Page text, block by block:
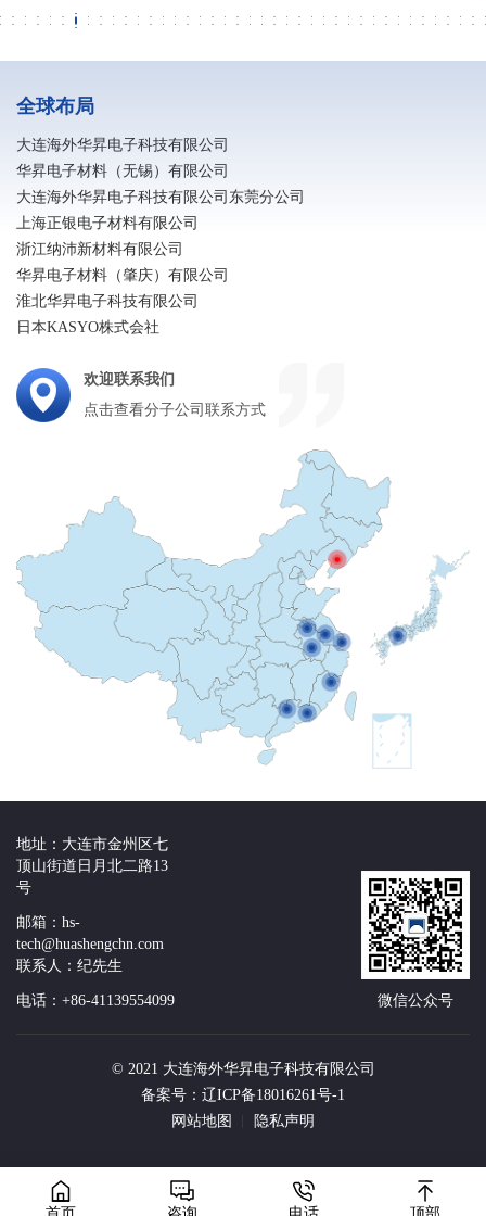
全球布局
大连海外华昇电子科技有限公司
华昇电子材料（无锡）有限公司
大连海外华昇电子科技有限公司东莞分公司
上海正银电子材料有限公司
浙江纳沛新材料有限公司
华昇电子材料（肇庆）有限公司
淮北华昇电子科技有限公司
日本KASYO株式会社
欢迎联系我们
点击查看分子公司联系方式
地址：大连市金州区七
顶山街道日月北二路13
号
邮箱：hs-
tech@huashengchn.com
联系人：纪先生
电话：+86-41139554099 微信公众号
© 2021 大连海外华昇电子科技有限公司
备案号：辽ICP备18016261号-1
网站地图
隐私声明